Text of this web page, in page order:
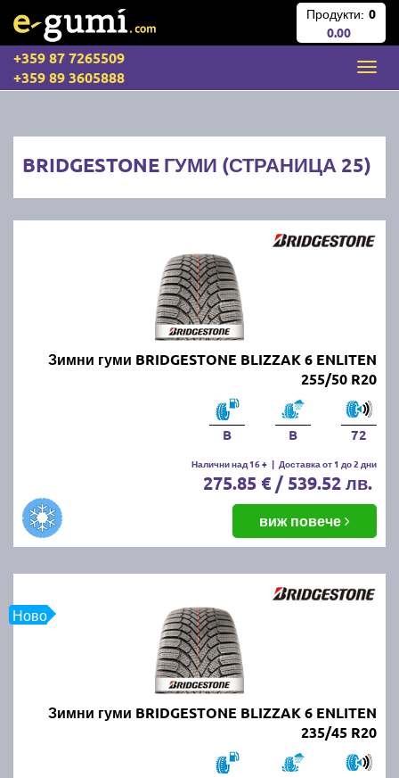
Продукти: 0
0.00
+359 87 7265509
+359 89 3605888
BRIDGESTONE ГУМИ (СТРАНИЦА 25)
Зимни гуми BRIDGESTONE BLIZZAK 6 ENLITEN
255/50 R20
B B 72
Налични над 16 + | Доставка от 1 до 2 дни
275.85 € / 539.52 лв.
виж повече
Ново
Зимни гуми BRIDGESTONE BLIZZAK 6 ENLITEN
235/45 R20